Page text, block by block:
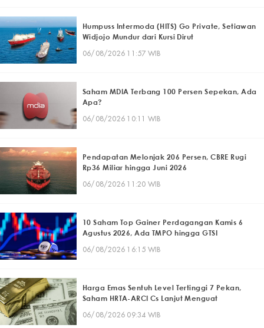
Humpuss Intermoda (HITS) Go Private, Setiawan
Widjojo Mundur dari Kursi Dirut
06/08/2026 11:57 WIB
Saham MDIA Terbang 100 Persen Sepekan, Ada
Apa?
06/08/2026 10:11 WIB
Pendapatan Melonjak 206 Persen, CBRE Rugi
Rp36 Miliar hingga Juni 2026
06/08/2026 11:20 WIB
10 Saham Top Gainer Perdagangan Kamis 6
Agustus 2026, Ada TMPO hingga GTSI
06/08/2026 16:15 WIB
Harga Emas Sentuh Level Tertinggi 7 Pekan,
Saham HRTA-ARCI Cs Lanjut Menguat
06/08/2026 09:34 WIB